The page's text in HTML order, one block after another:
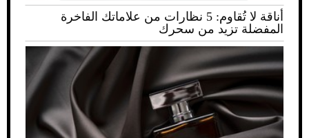
أناقة لا تُقاوم: 5 نظارات من علاماتك الفاخرة
المفضلة تزيد من سحرك